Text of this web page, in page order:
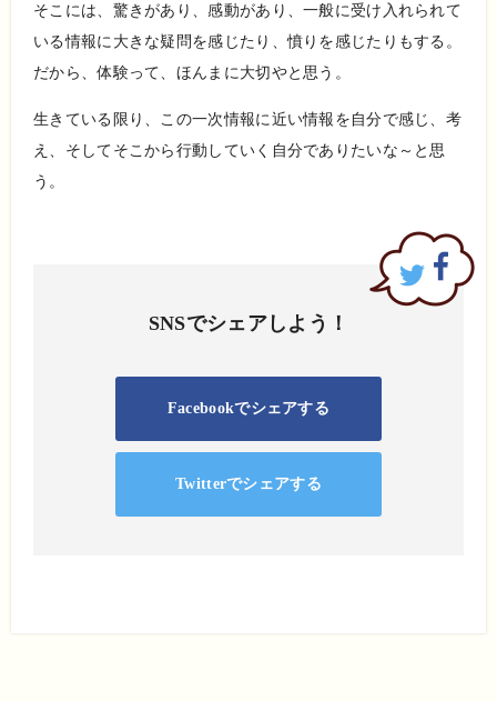
そこには、驚きがあり、感動があり、一般に受け入れられて
いる情報に大きな疑問を感じたり、憤りを感じたりもする。
だから、体験って、ほんまに大切やと思う。
生きている限り、この一次情報に近い情報を自分で感じ、考
え、そしてそこから行動していく自分でありたいな～と思
う。
SNSでシェアしよう！
Facebookでシェアする
Twitterでシェアする